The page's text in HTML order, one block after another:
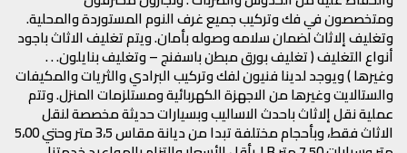
ومتخصصون في فك وتركيب جميع غرف النوم المستوردة والمحلية.
وتغليف إلاثاث لضمان سلامه وصوله بأمان. ويتم تغليف الاثاث باجود
أنواع التغليف ( تغليف بورق مبطن باسفنج – وتغليف بنايلون. . .
وغيرها ) ويوجد لدينا فنيون لفك وتركيب البرادي والثريات والمكيفات
والستالايت وغيرها من الاجهزة الكهربائية ومستلزمات المنزل. وتتم
عملية نقل إلاثاث باحدث الاساليب وبسيارات حديثة مخصصة لنقل
الاثاث فقط، وبأحجام مختلفة تبدا من ديانة مقاس 3،5 متر وحتي 5،00